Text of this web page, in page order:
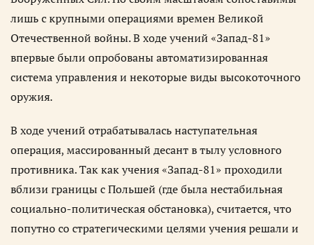
лишь с крупными операциями времен Великой
Отечественной войны. В ходе учений «Запад-81»
впервые были опробованы автоматизированная
система управления и некоторые виды высокоточного
оружия.
В ходе учений отрабатывалась наступательная
операция, массированный десант в тылу условного
противника. Так как учения «Запад-81» проходили
вблизи границы с Польшей (где была нестабильная
социально-политическая обстановка), считается, что
попутно со стратегическими целями учения решали и